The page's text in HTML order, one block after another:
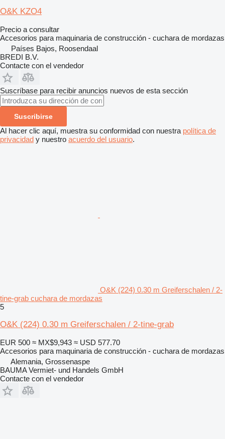
O&K KZO4
Precio a consultar
Accesorios para maquinaria de construcción - cuchara de mordazas
Países Bajos, Roosendaal
BREDI B.V.
Contacte con el vendedor
Suscríbase para recibir anuncios nuevos de esta sección
Suscribirse
Al hacer clic aquí, muestra su conformidad con nuestra política de
privacidad y nuestro acuerdo del usuario.
O&K (224) 0.30 m Greiferschalen / 2-
tine-grab cuchara de mordazas
5
O&K (224) 0.30 m Greiferschalen / 2-tine-grab
EUR 500 ≈ MX$9,943 ≈ USD 577.70
Accesorios para maquinaria de construcción - cuchara de mordazas
Alemania, Grossenaspe
BAUMA Vermiet- und Handels GmbH
Contacte con el vendedor